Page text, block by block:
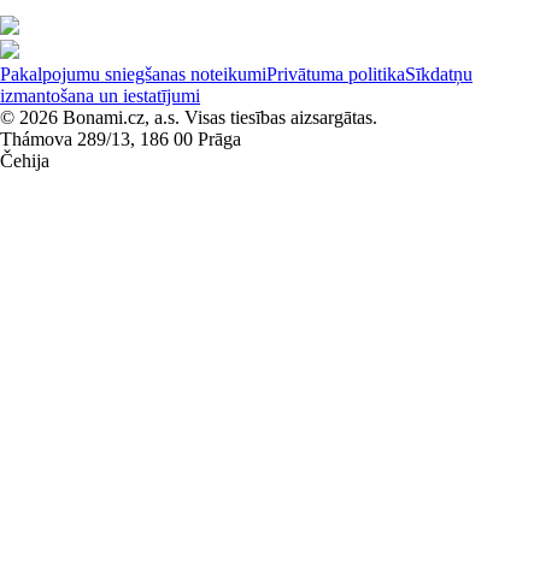
Pakalpojumu sniegšanas noteikumiPrivātuma politikaSīkdatņu
izmantošana un iestatījumi
© 2026 Bonami.cz, a.s. Visas tiesības aizsargātas.
Thámova 289/13, 186 00 Prāga
Čehija